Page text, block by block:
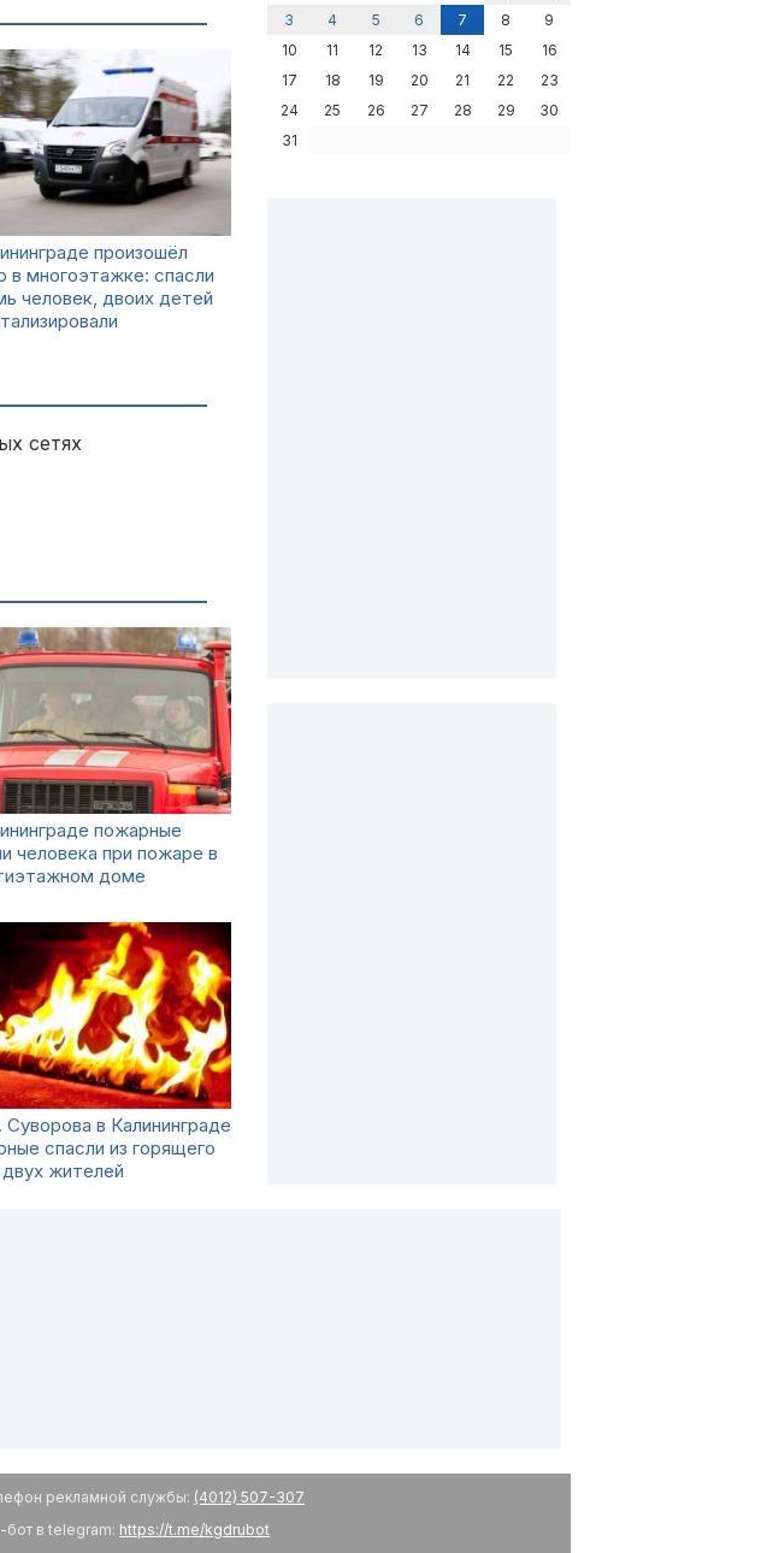
произошёл
в многоэтажке: спасли
человек, двоих детей
сетях
пожарные
человека при пожаре в
доме
Суворова в Калининграде
спасли из горящего
жителей
3
4 5 6 7 8
9
10
11 12 13 14 15
16
17
18 19 20 21 22
23
24
25 26 27 28 29
30
31
рекламной службы: (4012) 507-307
бот в telegram: https://t.me/kgdrubot